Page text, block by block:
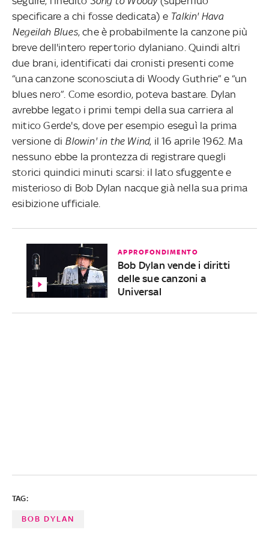
specificare a chi fosse dedicata) e Talkin' Hava
Negeilah Blues, che è probabilmente la canzone più
breve dell'intero repertorio dylaniano. Quindi altri
due brani, identificati dai cronisti presenti come
“una canzone sconosciuta di Woody Guthrie” e “un
blues nero”. Come esordio, poteva bastare. Dylan
avrebbe legato i primi tempi della sua carriera al
mitico Gerde's, dove per esempio eseguì la prima
versione di Blowin' in the Wind, il 16 aprile 1962. Ma
nessuno ebbe la prontezza di registrare quegli
storici quindici minuti scarsi: il lato sfuggente e
misterioso di Bob Dylan nacque già nella sua prima
esibizione ufficiale.
APPROFONDIMENTO
Bob Dylan vende i diritti
delle sue canzoni a
Universal
TAG:
BOB DYLAN